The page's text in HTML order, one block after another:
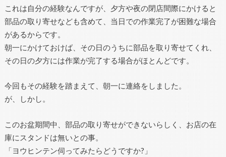
これは自分の経験なんですが、夕方や夜の閉店間際にかけると
部品の取り寄せなども含めて、当日での作業完了が困難な場合
があるからです。
朝一にかけておけば、その日のうちに部品を取り寄せてくれ、
その日の夕方には作業が完了する場合がほとんどです。
今回もその経験を踏まえて、朝一に連絡をしました。
が、しかし。
このお盆期間中、部品の取り寄せができないらしく、お店の在
庫にスタンドは無いとの事。
「ヨウヒンテン伺ってみたらどうですか?」